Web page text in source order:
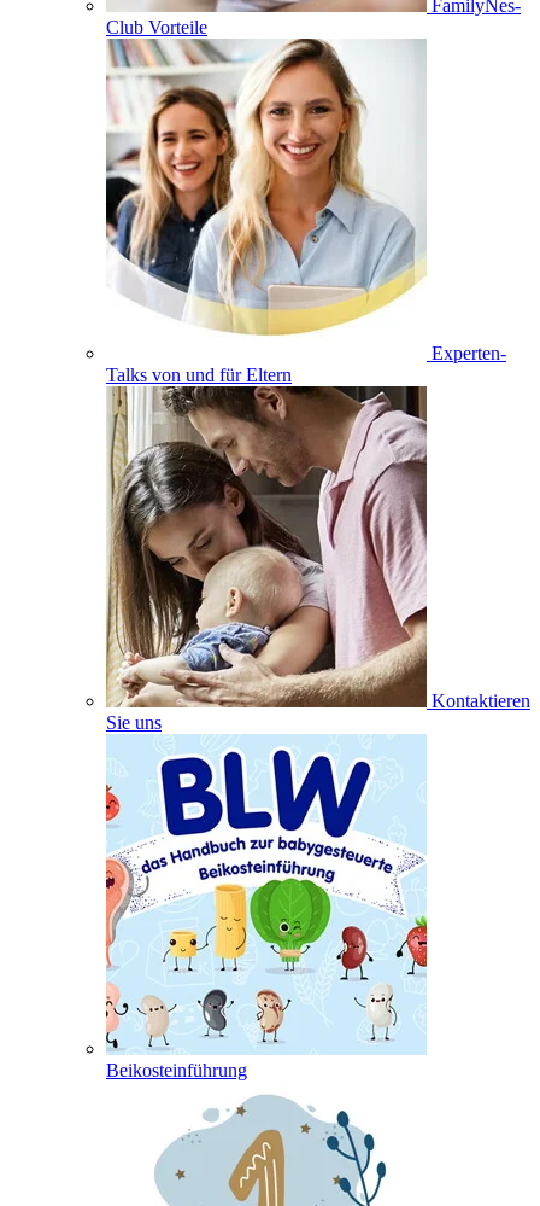
FamilyNes-
Club Vorteile
Experten-
Talks von und für Eltern
Kontaktieren
Sie uns
Beikosteinführung